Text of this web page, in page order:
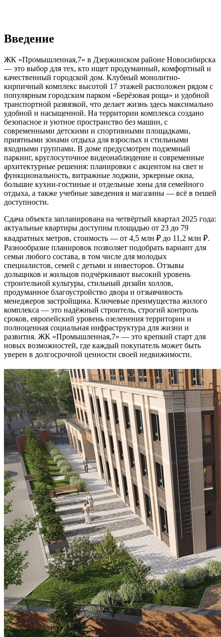
Введение
ЖК «Промышленная,7» в Дзержинском районе Новосибирска
— это выбор для тех, кто ищет продуманный, комфортный и
качественный городской дом. Клубный монолитно-
кирпичный комплекс высотой 17 этажей расположен рядом с
популярным городским парком «Берёзовая роща» и удобной
транспортной развязкой, что делает жизнь здесь максимально
удобной и насыщенной. На территории комплекса создано
безопасное и уютное пространство без машин, с
современными детскими и спортивными площадками,
приятными зонами отдыха для взрослых и стильными
входными группами. В доме предусмотрен подземный
паркинг, круглосуточное видеонаблюдение и современные
архитектурные решения: планировки с акцентом на свет и
функциональность, витражные лоджии, эркерные окна,
большие кухни-гостиные и отдельные зоны для семейного
отдыха, а также учебные заведения и магазины — всё в пешей
доступности.
Сдача объекта запланирована на четвёртый квартал 2025 года:
актуальные квартиры доступны площадью от 23 до 79
квадратных метров, стоимость — от 4,5 млн ₽ до 11,2 млн ₽.
Разнообразие планировок позволяет подобрать вариант для
семьи любого состава, в том числе для молодых
специалистов, семей с детьми и инвесторов. Отзывы
дольщиков и жильцов подчёркивают высокий уровень
строительной культуры, стильный дизайн холлов,
продуманное благоустройство двора и отзывчивость
менеджеров застройщика. Ключевые преимущества жилого
комплекса — это надёжный строитель, строгий контроль
сроков, европейский уровень озеленения территории и
полноценная социальная инфраструктура для жизни и
развития. ЖК «Промышленная,7» — это крепкий старт для
новых возможностей, где каждый покупатель может быть
уверен в долгосрочной ценности своей недвижимости.